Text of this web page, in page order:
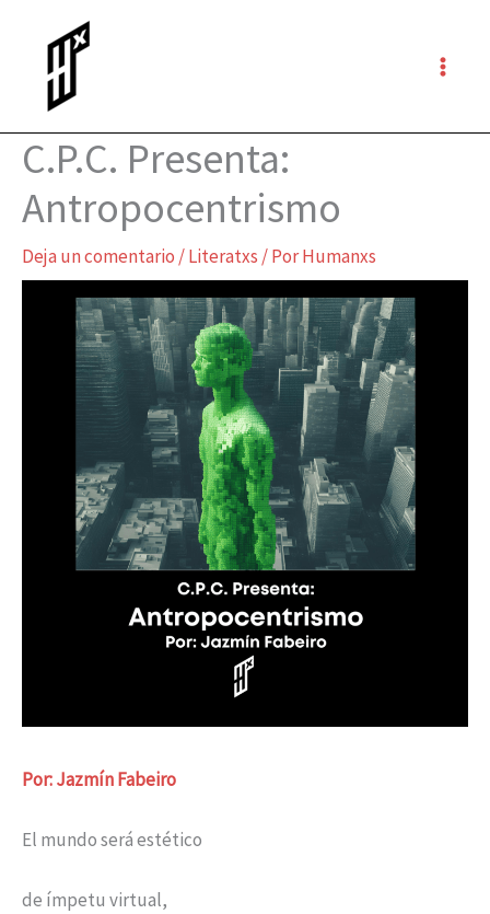
contenido
C.P.C. Presenta:
Antropocentrismo
Deja un comentario /Literatxs / PorHumanxs
Por: Jazmín Fabeiro
El mundo será estético
de ímpetu virtual,